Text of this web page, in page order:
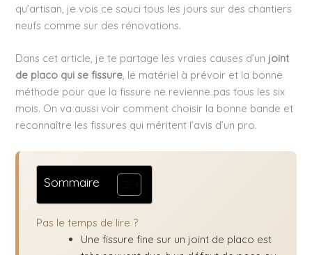
qu’artisan, je vois ce souci tous les jours sur des chantiers
neufs comme sur des rénovations.
Dans cet article, je te partage les vraies causes d’un joint
de placo qui se fissure, le matériel à prévoir et la bonne
méthode pour que la fissure ne revienne pas tous les six
mois. On va aussi voir comment choisir la bonne bande et
reconnaître les fissures qui méritent l’avis d’un pro.
Sommaire
Pas le temps de lire ?
Une fissure fine sur un joint de placo est